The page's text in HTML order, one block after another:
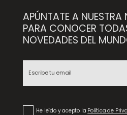
APÚNTATE A NUESTRA
PARA CONOCER
NOVEDADES DEL
He leído y acepto la Política de